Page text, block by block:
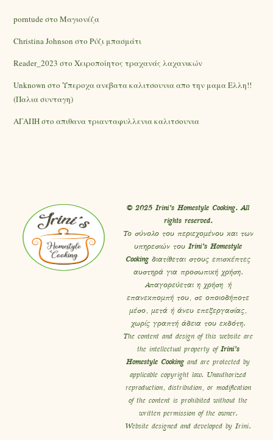
porntudeστοMαγιονέζα
Christina Johnson στοΡύζι μπασμάτι
Reader_2023 στοΧειροποίητος τραχανάς λαχανικών
Unknown στοΥπεροχα ανεβατα καλιτσουνια απο την μαμα Ελλη!!
(Παλια συνταγη)
ΑΓΑΠΗστοαπιθανα τριανταφυλλενια καλιτσουνια
© 2025 Irini’s Homestyle Cooking. All
rights reserved.
Το σύνολο του περιεχομένου και των
υπηρεσιών τουIrini’s Homestyle
Cookingδιατίθεται στους επισκέπτες
αυστηρά για προσωπική χρήση.
Απαγορεύεται η χρήση ή
επανεκπομπή του, σε οποιοδήποτε
μέσο, μετά ή άνευ επεξεργασίας,
χωρίς γραπτή άδεια του εκδότη.
The content and design of this website are
the intellectual property ofIrini’s
Homestyle Cookingand are protected by
applicable copyright law. Unauthorized
reproduction, distribution, or modification
of the content is prohibited without the
written permission of the owner.
Website designed and developed by Irini.